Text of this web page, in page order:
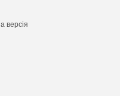
версія